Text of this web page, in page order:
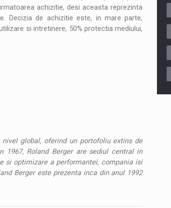
achizitie, desi aceasta reprezinta
Decizia de achizitie este, in mare parte,
si intretinere, 50% protectia mediului,
global, oferind un portofoliu extins de
Roland Berger are sediul central in
si optimizare a performantei, compania isi
Berger este prezenta inca din anul 1992